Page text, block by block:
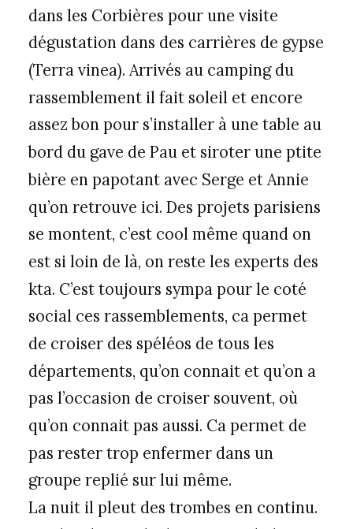
dans les Corbières pour une visite
dégustation dans des carrières de gypse
(Terra vinea). Arrivés au camping du
rassemblement il fait soleil et encore
assez bon pour s’installer à une table au
bord du gave de Pau et siroter une ptite
bière en papotant avec Serge et Annie
qu’on retrouve ici. Des projets parisiens
se montent, c’est cool même quand on
est si loin de là, on reste les experts des
kta. C’est toujours sympa pour le coté
social ces rassemblements, ca permet
de croiser des spéléos de tous les
départements, qu’on connait et qu’on a
pas l’occasion de croiser souvent, où
qu’on connait pas aussi. Ca permet de
pas rester trop enfermer dans un
groupe replié sur lui même.
La nuit il pleut des trombes en continu.